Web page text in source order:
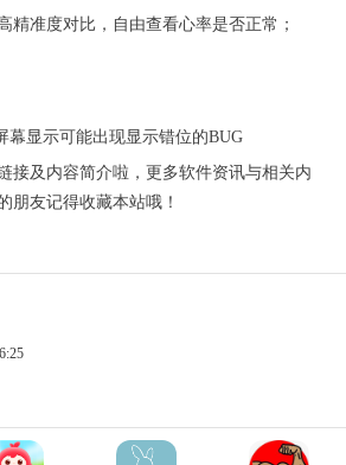
精准度对比，自由查看心率是否正常；
幕显示可能出现显示错位的BUG
接及内容简介啦，更多软件资讯与相关内
朋友记得收藏本站哦！